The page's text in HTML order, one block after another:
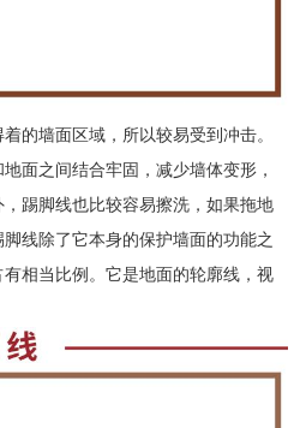
的墙面区域，所以较易受到冲击。
面之间结合牢固，减少墙体变形，
踢脚线也比较容易擦洗，如果拖地
线除了它本身的保护墙面的功能之
相当比例。它是地面的轮廓线，视